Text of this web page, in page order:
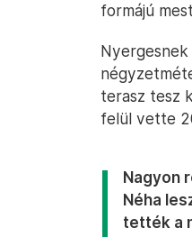
formájú
Nyergesnek
terasz tesz
felül vette
Nagyon
Néha
tették a